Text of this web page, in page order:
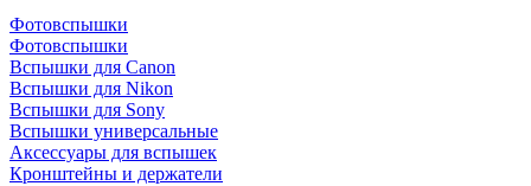
Фотовспышки
Фотовспышки
Вспышки для Canon
Вспышки для Nikon
Вспышки для Sony
Вспышки универсальные
Аксесcуары для вспышек
Кронштейны и держатели